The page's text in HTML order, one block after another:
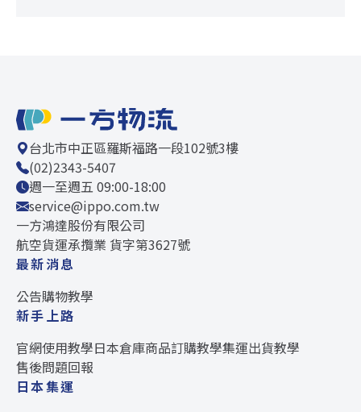
台北市中正區羅斯福路一段102號3樓
(02)2343-5407
週一至週五 09:00-18:00
service@ippo.com.tw
一方鴻達股份有限公司
航空貨運承攬業 貨字第3627號
最新消息
公告購物教學
新手上路
官網使用教學日本倉庫商品訂購教學集運出貨教學
售後問題回報
日本集運